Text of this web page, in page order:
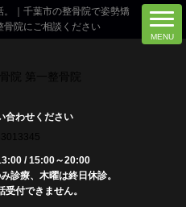
｜千葉市の整骨院で姿勢矯
骨院にご相談ください
合わせください
/ 15:00～20:00
診療、木曜は終日休診。
付できません。